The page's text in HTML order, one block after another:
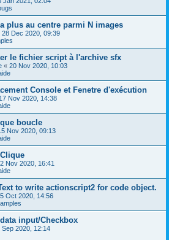
plus au centre parmi N images
28 Dec 2020, 09:39
le fichier script à l'archive sfx
« 20 Nov 2020, 10:03
Console et Fenetre d'exécution
17 Nov 2020, 14:38
boucle
Nov 2020, 09:13
Nov 2020, 16:41
to write actionscript2 for code object.
Oct 2020, 14:56
input/Checkbox
Sep 2020, 12:14